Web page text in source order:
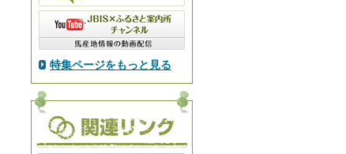
特集ページをもっと見る